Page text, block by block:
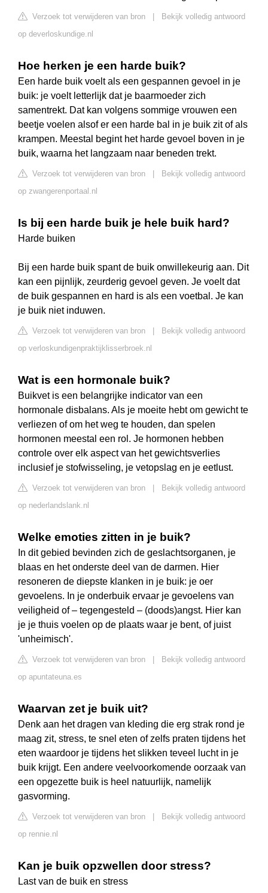
Verzoek tot verwijderen van bron
Bekijk volledig antwoord
op deverloskundige.nl
Hoe herken je een harde buik?
Een harde buik voelt als een gespannen gevoel in je
buik: je voelt letterlijk dat je baarmoeder zich
samentrekt. Dat kan volgens sommige vrouwen een
beetje voelen alsof er een harde bal in je buik zit of als
krampen. Meestal begint het harde gevoel boven in je
buik, waarna het langzaam naar beneden trekt.
Verzoek tot verwijderen van bron
Bekijk volledig antwoord
op zwangerenportaal.nl
Is bij een harde buik je hele buik hard?
Harde buiken
Bij een harde buik spant de buik onwillekeurig aan. Dit
kan een pijnlijk, zeurderig gevoel geven. Je voelt dat
de buik gespannen en hard is als een voetbal. Je kan
je buik niet induwen.
Verzoek tot verwijderen van bron
Bekijk volledig antwoord
op verloskundigenpraktijklisserbroek.nl
Wat is een hormonale buik?
Buikvet is een belangrijke indicator van een
hormonale disbalans. Als je moeite hebt om gewicht te
verliezen of om het weg te houden, dan spelen
hormonen meestal een rol. Je hormonen hebben
controle over elk aspect van het gewichtsverlies
inclusief je stofwisseling, je vetopslag en je eetlust.
Verzoek tot verwijderen van bron
Bekijk volledig antwoord
op nederlandslank.nl
Welke emoties zitten in je buik?
In dit gebied bevinden zich de geslachtsorganen, je
blaas en het onderste deel van de darmen. Hier
resoneren de diepste klanken in je buik: je oer
gevoelens. In je onderbuik ervaar je gevoelens van
veiligheid of – tegengesteld – (doods)angst. Hier kan
je je thuis voelen op de plaats waar je bent, of juist
'unheimisch'.
Verzoek tot verwijderen van bron
Bekijk volledig antwoord
op apuntateuna.es
Waarvan zet je buik uit?
Denk aan het dragen van kleding die erg strak rond je
maag zit, stress, te snel eten of zelfs praten tijdens het
eten waardoor je tijdens het slikken teveel lucht in je
buik krijgt. Een andere veelvoorkomende oorzaak van
een opgezette buik is heel natuurlijk, namelijk
gasvorming.
Verzoek tot verwijderen van bron
Bekijk volledig antwoord
op rennie.nl
Kan je buik opzwellen door stress?
Last van de buik en stress